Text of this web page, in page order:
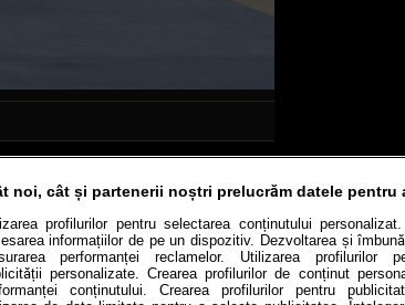
Utile Video Podcast cu Prioritate
noi, cât și partenerii noștri prelucrăm datele pentru
profilurilor pentru selectarea conținutului
informațiilor de pe un dispozitiv. Dezvoltarea și
performanței reclamelor. Utilizarea profilurilor
personalizate. Crearea profilurilor de conținut
conținutului. Crearea profilurilor pentru